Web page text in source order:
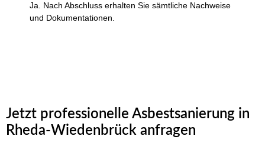
Ja. Nach Abschluss erhalten Sie sämtliche Nachweise
und Dokumentationen.
Jetzt professionelle Asbestsanierung in
Rheda-Wiedenbrück anfragen